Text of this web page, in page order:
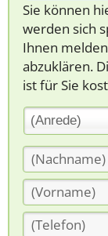
Sie können
werden sich
Ihnen
abzuklären.
ist für Sie
(Anrede)